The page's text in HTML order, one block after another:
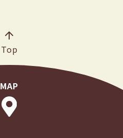
Top
MAP